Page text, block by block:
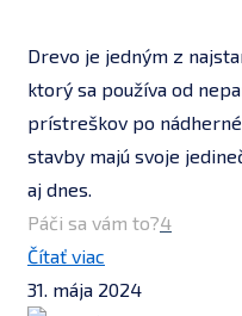
Drevo je jedným z
ktorý sa používa od
prístreškov po
stavby majú svoje
aj dnes.
Páči sa vám to?4
Čítať viac
31. mája 2024